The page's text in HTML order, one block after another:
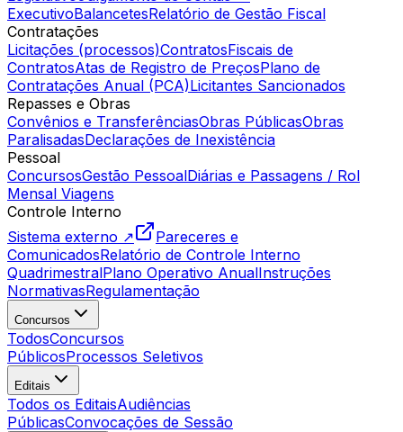
ExecutivoBalancetesRelatório de Gestão Fiscal
Contratações
Licitações (processos)ContratosFiscais de
ContratosAtas de Registro de PreçosPlano de
Contratações Anual (PCA)Licitantes Sancionados
Repasses e Obras
Convênios e TransferênciasObras PúblicasObras
ParalisadasDeclarações de Inexistência
Pessoal
ConcursosGestão PessoalDiárias e Passagens / Rol
Mensal Viagens
Controle Interno
Sistema externo ↗
Pareceres e
ComunicadosRelatório de Controle Interno
QuadrimestralPlano Operativo AnualInstruções
NormativasRegulamentação
Concursos
TodosConcursos
PúblicosProcessos Seletivos
Editais
Todos os EditaisAudiências
PúblicasConvocações de Sessão